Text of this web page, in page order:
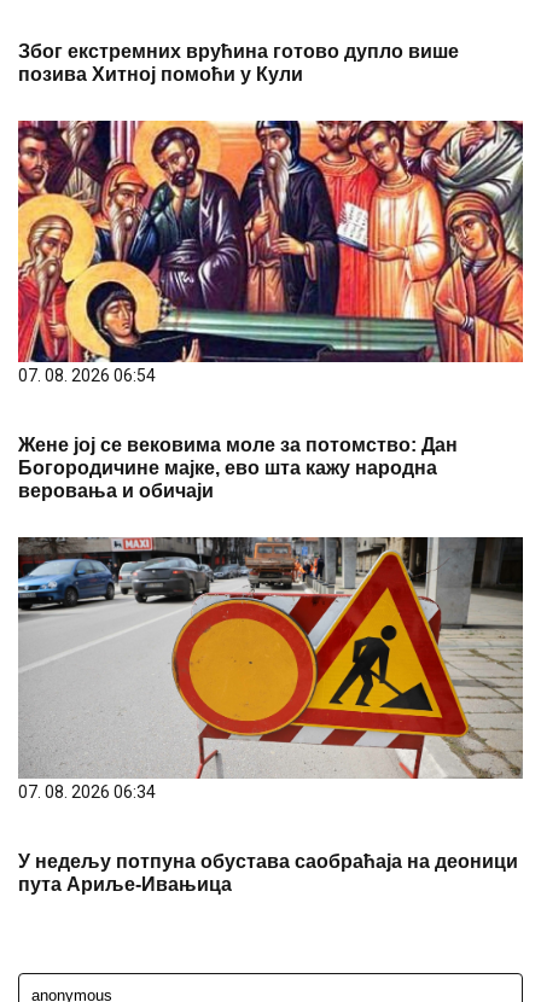
07. 08. 2026 06:54
Жене јој се вековима моле за потомство: Дан
07. 08. 2026 06:34
У недељу потпуна обустава саобраћаја на деоници